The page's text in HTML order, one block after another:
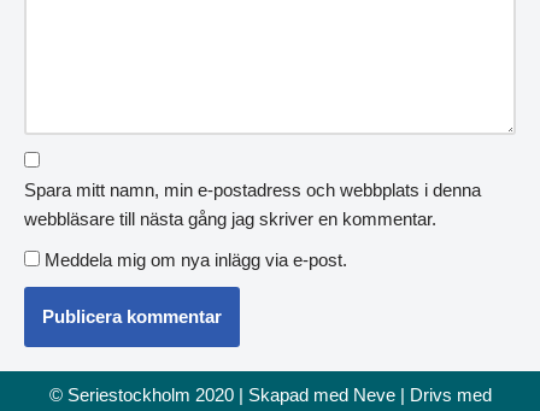
Spara mitt namn, min e-postadress och webbplats i denna
webbläsare till nästa gång jag skriver en kommentar.
Meddela mig om nya inlägg via e-post.
© Seriestockholm 2020 | Skapad med Neve| Drivs med